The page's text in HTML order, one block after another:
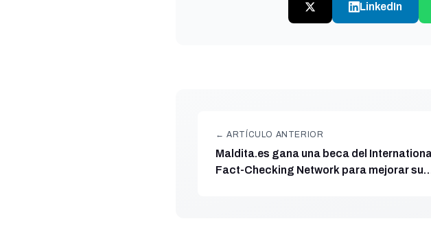
LinkedIn
← ARTÍCULO ANTERIOR
Maldita.es gana una beca del
Fact-Checking Network para mejorar su